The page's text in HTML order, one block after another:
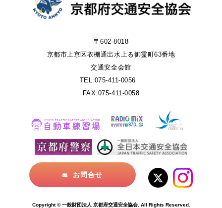
〒602-8018
京都市上京区衣棚通出水上る御霊町63番地
交通安全会館
TEL:075-411-0056
FAX:075-411-0058
お問合せ
Copyright © 一般財団法人 京都府交通安全協会. All Rights Reserved.